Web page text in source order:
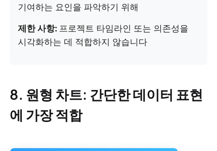
기여하는 요인을 파악하기 위해
제한 사항: 프로젝트 타임라인 또는 의존성을
시각화하는 데 적합하지 않습니다
8. 원형 차트: 간단한 데이터 표현
에 가장 적합